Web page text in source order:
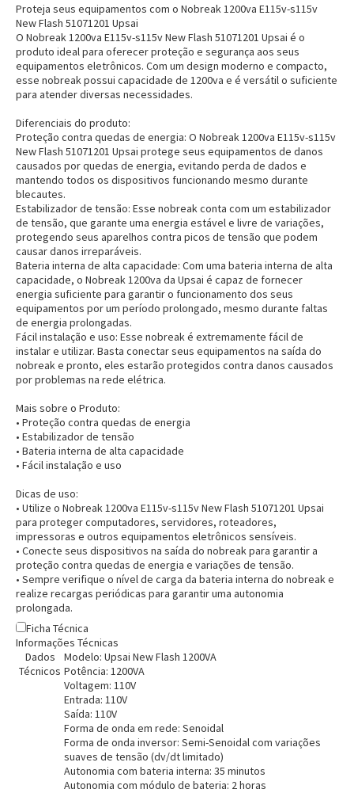
Entrega Flash
Retire na Loja
Proteja seus equipamentos com o Nobreak 1200va E115v-s115v
New Flash 51071201 Upsai
O Nobreak 1200va E115v-s115v New Flash 51071201 Upsai é o
produto ideal para oferecer proteção e segurança aos seus
equipamentos eletrônicos. Com um design moderno e compacto,
esse nobreak possui capacidade de 1200va e é versátil o suficiente
para atender diversas necessidades.
Diferenciais do produto:
Proteção contra quedas de energia: O Nobreak 1200va E115v-s115v
New Flash 51071201 Upsai protege seus equipamentos de danos
causados por quedas de energia, evitando perda de dados e
mantendo todos os dispositivos funcionando mesmo durante
blecautes.
Estabilizador de tensão: Esse nobreak conta com um estabilizador
de tensão, que garante uma energia estável e livre de variações,
protegendo seus aparelhos contra picos de tensão que podem
causar danos irreparáveis.
Bateria interna de alta capacidade: Com uma bateria interna de alta
capacidade, o Nobreak 1200va da Upsai é capaz de fornecer
energia suficiente para garantir o funcionamento dos seus
equipamentos por um período prolongado, mesmo durante faltas
de energia prolongadas.
Fácil instalação e uso: Esse nobreak é extremamente fácil de
instalar e utilizar. Basta conectar seus equipamentos na saída do
nobreak e pronto, eles estarão protegidos contra danos causados
por problemas na rede elétrica.
Mais sobre o Produto:
• Proteção contra quedas de energia
• Estabilizador de tensão
• Bateria interna de alta capacidade
• Fácil instalação e uso
Dicas de uso:
• Utilize o Nobreak 1200va E115v-s115v New Flash 51071201 Upsai
para proteger computadores, servidores, roteadores,
impressoras e outros equipamentos eletrônicos sensíveis.
• Conecte seus dispositivos na saída do nobreak para garantir a
proteção contra quedas de energia e variações de tensão.
• Sempre verifique o nível de carga da bateria interna do nobreak e
realize recargas periódicas para garantir uma autonomia
prolongada.
Ficha Técnica
Informações Técnicas
Dados
Técnicos
Modelo: Upsai New Flash 1200VA
Potência: 1200VA
Voltagem: 110V
Entrada: 110V
Saída: 110V
Forma de onda em rede: Senoidal
Forma de onda inversor: Semi-Senoidal com variações
suaves de tensão (dv/dt limitado)
Autonomia com bateria interna: 35 minutos
Autonomia com módulo de bateria: 2 horas